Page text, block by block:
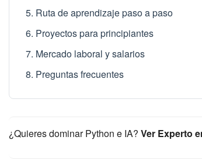
Ruta de aprendizaje paso a paso
Proyectos para principiantes
Mercado laboral y salarios
Preguntas frecuentes
¿Quieres dominar Python e IA? Ver Experto